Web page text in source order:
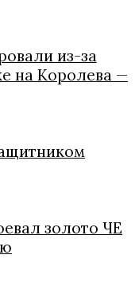
из-за
на Королева —
золото ЧЕ